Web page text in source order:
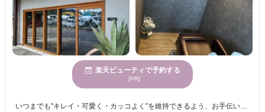
楽天ビューティで予約する
[PR]